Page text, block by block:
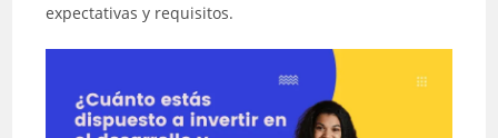
expectativas y requisitos.